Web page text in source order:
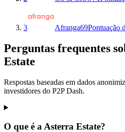
3 Afranga69Pontuação
Perguntas frequentes
Estate
Respostas baseadas em dados
investidores do P2P Dash.
O que é a Asterra Estate?